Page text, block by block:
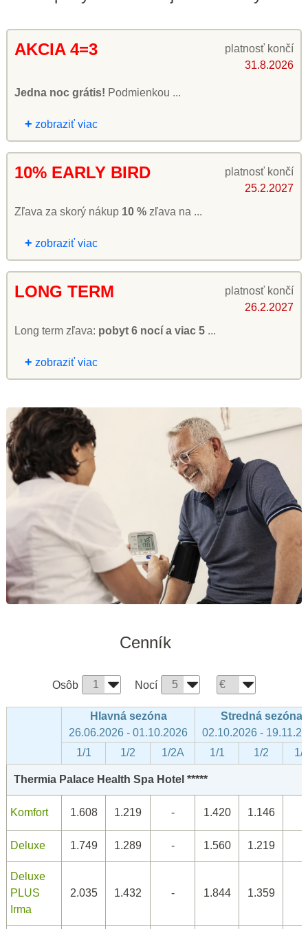
AKCIA 4=3
platnosť končí
31.8.2026
Jedna noc grátis! Podmienkou ...
+ zobraziť viac
10% EARLY BIRD
platnosť končí
25.2.2027
Zľava za skorý nákup 10 % zľava na ...
+ zobraziť viac
LONG TERM
platnosť končí
26.2.2027
Long term zľava: pobyt 6 nocí a viac 5 ...
+ zobraziť viac
Cenník
Osôb Nocí
Hlavná sezóna
26.06.2026 - 01.10.2026
Stredná sezóna
02.10.2026 -
1/1
1/2 1/2A 1/1 1/2 1/
Thermia Palace Health Spa Hotel *****
Komfort 1.608 1.219 - 1.420 1.146
Deluxe 1.749 1.289 - 1.560 1.219
Deluxe
PLUS
Irma
2.035 1.432 - 1.844 1.359